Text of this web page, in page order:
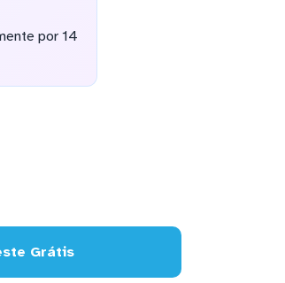
por 14
Grátis